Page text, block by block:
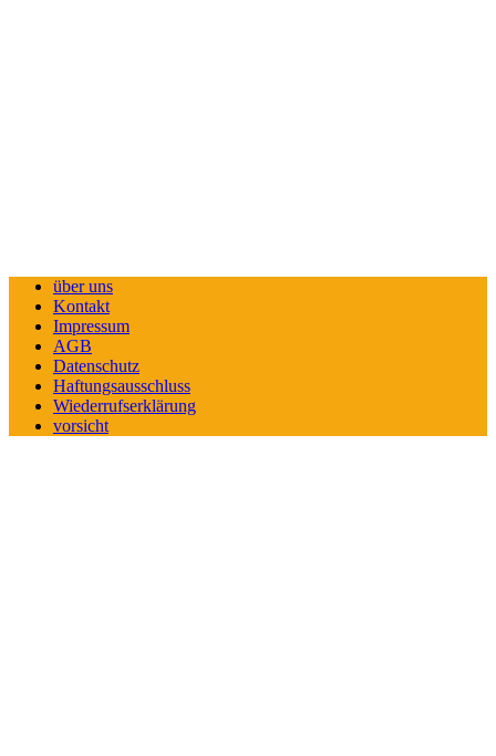
über uns
Kontakt
Impressum
AGB
Datenschutz
Haftungsausschluss
Wiederrufserklärung
vorsicht